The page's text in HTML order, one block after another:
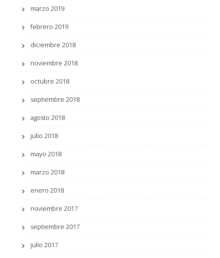
marzo 2019
febrero 2019
diciembre 2018
noviembre 2018
octubre 2018
septiembre 2018
agosto 2018
julio 2018
mayo 2018
marzo 2018
enero 2018
noviembre 2017
septiembre 2017
julio 2017